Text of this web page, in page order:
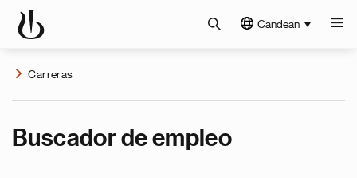
Candean
Carreras
Buscador de empleo